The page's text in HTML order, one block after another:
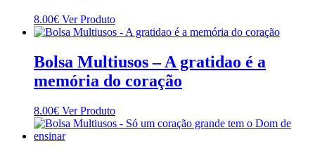
8.00€ Ver ProdutoThis
product
multiple
variants.
The
be
chosen
Bolsa Multiusos – A gratidao é a
memória do coração
8.00€ Ver ProdutoThis
product